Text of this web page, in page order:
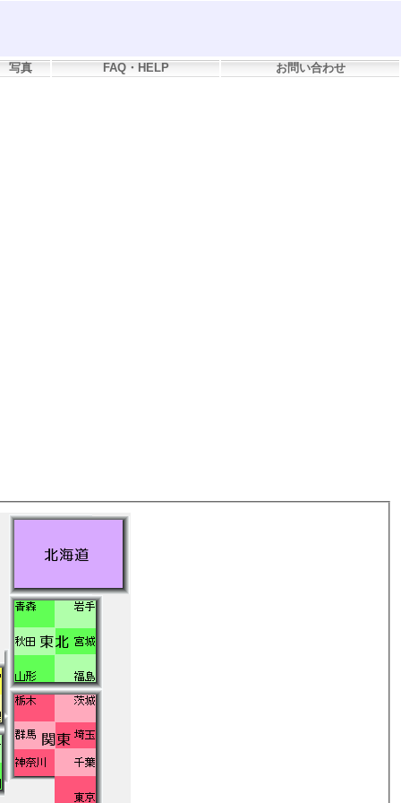
写真 FAQ・HELP お問い合わせ